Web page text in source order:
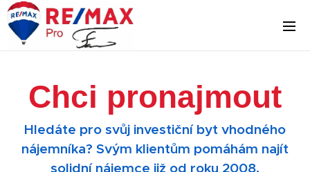
Chci pronajmout
Hledáte pro svůj investiční byt vhodného
nájemníka? Svým klientům pomáhám najít
solidní nájemce již od roku 2008.